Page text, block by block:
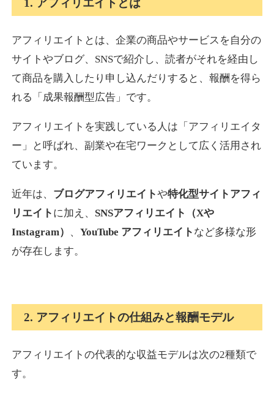
1. アフィリエイトとは
アフィリエイトとは、企業の商品やサービスを自分の
サイトやブログ、SNSで紹介し、読者がそれを経由し
て商品を購入したり申し込んだりすると、報酬を得ら
れる「成果報酬型広告」です。
アフィリエイトを実践している人は「アフィリエイタ
ー」と呼ばれ、副業や在宅ワークとして広く活用され
ています。
近年は、 ブログアフィリエイトや特化型サイトアフィ
リエイト に加え、 SNSアフィリエイト（Xや
Instagram） 、YouTube アフィリエイト など多様な形
が存在します。
2. アフィリエイトの仕組みと報酬モデル
アフィリエイトの代表的な収益モデルは次の2種類で
す。